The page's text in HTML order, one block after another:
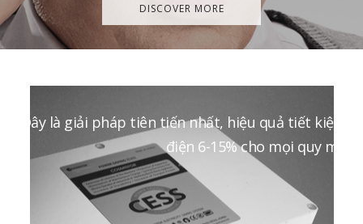
DISCOVER MORE
Đây là giải pháp tiên tiến nhất, hiệu quả tiết kiệm
điện 6-15% cho mọi quy mô